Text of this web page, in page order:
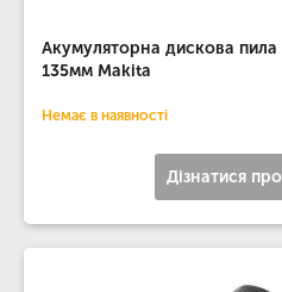
Акумуляторна дискова пила
135мм Makita
Немає в наявності
Дізнатися